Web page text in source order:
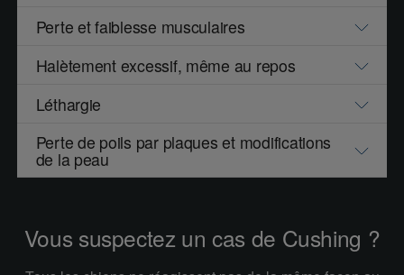
Perte et faiblesse musculaires
Halètement excessif, même au repos
Léthargie
Perte de poils par plaques et modifications
de la peau
Vous suspectez un cas de Cushing ?